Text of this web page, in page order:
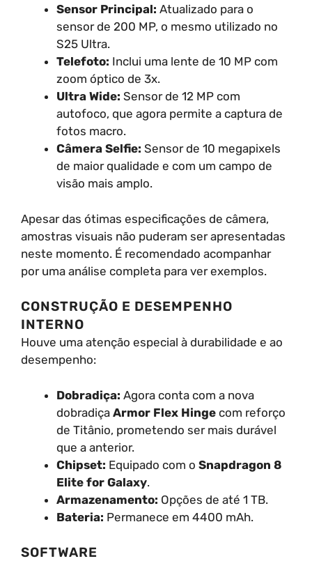
Sensor Principal: Atualizado para o
sensor de 200 MP, o mesmo utilizado no
S25 Ultra.
Telefoto: Inclui uma lente de 10 MP com
zoom óptico de 3x.
Ultra Wide: Sensor de 12 MP com
autofoco, que agora permite a captura de
fotos macro.
Câmera Selfie: Sensor de 10 megapixels
de maior qualidade e com um campo de
visão mais amplo.
Apesar das ótimas especificações de câmera,
amostras visuais não puderam ser apresentadas
neste momento. É recomendado acompanhar
por uma análise completa para ver exemplos.
CONSTRUÇÃO E DESEMPENHO
INTERNO
Houve uma atenção especial à durabilidade e ao
desempenho:
Dobradiça: Agora conta com a nova
dobradiça Armor Flex Hinge com reforço
de Titânio, prometendo ser mais durável
que a anterior.
Chipset: Equipado com o Snapdragon 8
Elite for Galaxy.
Armazenamento: Opções de até 1 TB.
Bateria: Permanece em 4400 mAh.
SOFTWARE